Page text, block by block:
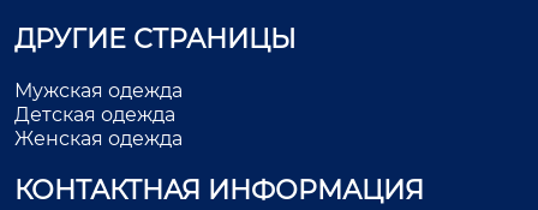
ДРУГИЕ СТРАНИЦЫ
Мужская одежда
Детская одежда
Женская одежда
КОНТАКТНАЯ ИНФОРМАЦИЯ